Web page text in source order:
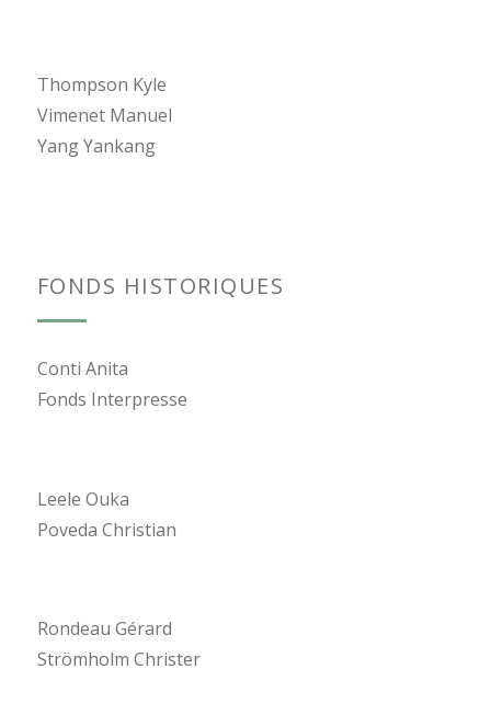
Thompson Kyle
Vimenet Manuel
Yang Yankang
FONDS HISTORIQUES
Conti Anita
Fonds Interpresse
Leele Ouka
Poveda Christian
Rondeau Gérard
Strömholm Christer